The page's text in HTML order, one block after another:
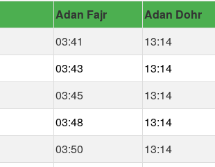
Adan Fajr Adan Dohr
03:41 13:14
03:43 13:14
03:45 13:14
03:48 13:14
03:50 13:14